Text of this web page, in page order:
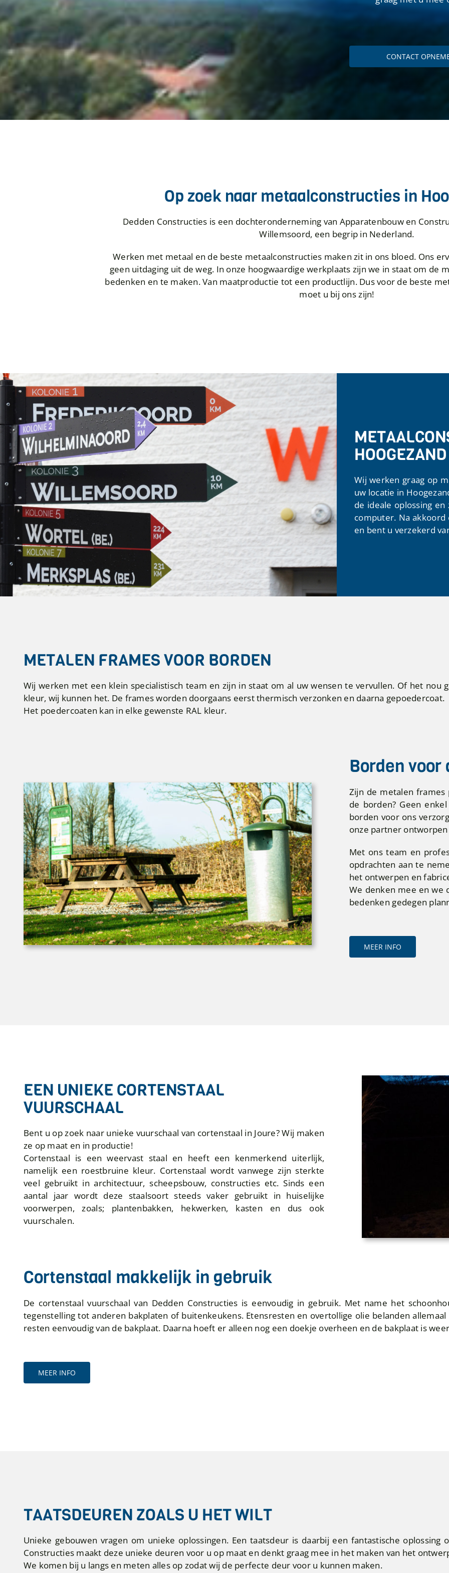
CONTACT
Op zoek naar metaalconstructies in
Dedden Constructies is een dochteronderneming van Apparatenbouw en
Willemsoord, een begrip in Nederland.
Werken met metaal en de beste metaalconstructies maken zit in ons bloed. Ons
geen uitdaging uit de weg. In onze hoogwaardige werkplaats zijn we in staat om de
bedenken en te maken. Van maatproductie tot een productlijn. Dus voor de beste
moet u bij ons zijn!
Wij werken graag op
uw locatie in
de ideale oplossing
computer. Na
en bent u verzekerd
METALEN FRAMES VOOR BORDEN
Wij werken met een klein specialistisch team en zijn in staat om al uw wensen te vervullen. Of het
kleur, wij kunnen het. De frames worden doorgaans eerst thermisch verzonken en daarna gepoedercoat.
Het poedercoaten kan in elke gewenste RAL kleur.
Borden
Zijn de metalen frames
de borden? Geen
borden voor ons
onze partner
Met ons team en
opdrachten aan te
het ontwerpen en
We denken mee en we
bedenken gedegen
MEER INFO
EEN UNIEKE CORTENSTAAL
VUURSCHAAL
Bent u op zoek naar unieke vuurschaal van cortenstaal in Joure? Wij maken
ze op maat en in productie!
Cortenstaal is een weervast staal en heeft een kenmerkend uiterlijk,
namelijk een roestbruine kleur. Cortenstaal wordt vanwege zijn sterkte
veel gebruikt in architectuur, scheepsbouw, constructies etc. Sinds een
aantal jaar wordt deze staalsoort steeds vaker gebruikt in huiselijke
voorwerpen, zoals; plantenbakken, hekwerken, kasten en dus ook
vuurschalen.
Cortenstaal makkelijk in gebruik
De cortenstaal vuurschaal van Dedden Constructies is eenvoudig in gebruik. Met name het
tegenstelling tot anderen bakplaten of buitenkeukens. Etensresten en overtollige olie belanden
resten eenvoudig van de bakplaat. Daarna hoeft er alleen nog een doekje overheen en de bakplaat is
MEER INFO
TAATSDEUREN ZOALS U HET WILT
Unieke gebouwen vragen om unieke oplossingen. Een taatsdeur is daarbij een fantastische
Constructies maakt deze unieke deuren voor u op maat en denkt graag mee in het maken van het
We komen bij u langs en meten alles op zodat wij de perfecte deur voor u kunnen maken.